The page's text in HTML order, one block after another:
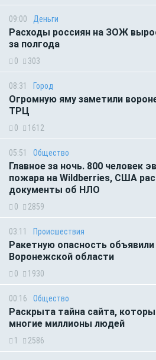
09:00 Деньги
Расходы россиян на ЗОЖ
за полгода
0 303
08:31 Город
Огромную яму заметили
ТРЦ
0 1612
05:51 Общество
Главное за ночь. 800 человек
пожара на Wildberries, США
документы об НЛО
0 2859
03:11 Происшествия
Ракетную опасность
Воронежской области
0 1930
00:16 Общество
Раскрыта тайна сайта,
многие миллионы людей
1 2586